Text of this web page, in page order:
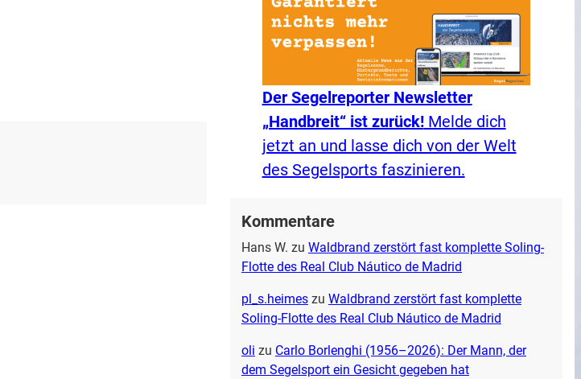
Der Segelreporter Newsletter
„Handbreit“ ist zurück!Melde dich
jetzt an und lasse dich von der Welt
des Segelsports faszinieren.
Kommentare
Hans W. zu Waldbrand zerstört fast komplette Soling-
Flotte des Real Club Náutico de Madrid
pl_s.heimeszu Waldbrand zerstört fast komplette
Soling-Flotte des Real Club Náutico de Madrid
oli zu Carlo Borlenghi (1956–2026): Der Mann, der
dem Segelsport ein Gesicht gegeben hat